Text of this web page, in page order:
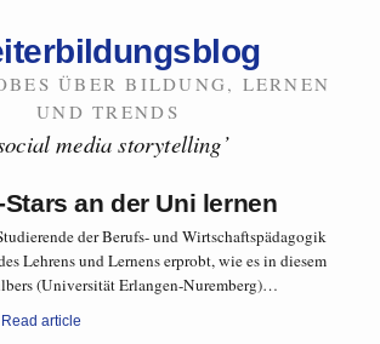
ÜBER BILDUNG, LERNEN
UND TRENDS
media storytelling’
Stars an der Uni lernen
der Berufs- und Wirtschaftspädagogik
Lehrens und Lernens erprobt, wie es in diesem
(Universität Erlangen-Nuremberg)…
Read article